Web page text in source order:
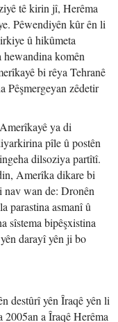
tê kirin jî, Herêma
Pêwendiyên kûr ên li
û hikûmeta
komên
bi rêya Tehranê
Pêşmergeyan zêdetir
ya di
pîle û postên
dilsoziya partîtî.
Amerîka dikare bi
nav wan de: Dronên
parastina asmanî û
sîstema bipêşxistina
darayî yên ji bo
destûrî yên Îraqê yên li
2005an a Îraqê Herêma